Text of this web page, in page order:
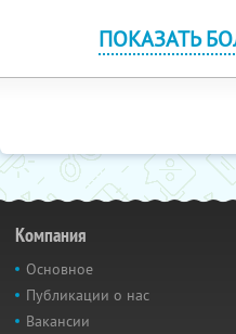
ПОКАЗАТЬ
Компания
Основное
Публикации о нас
Вакансии